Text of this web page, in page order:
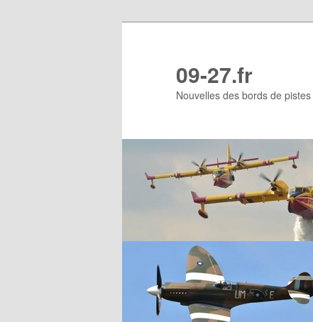
09-27.fr
Nouvelles des bords de pistes